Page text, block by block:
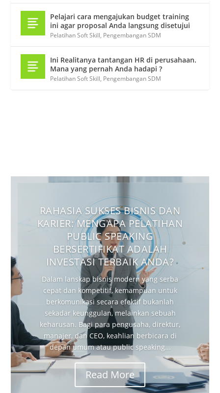
Pelajari cara mengajukan budget training
ini agar proposal Anda langsung disetujui
Pelatihan Soft Skill, Pengembangan SDM
Ini Realitanya tantangan HR di perusahaan.
Mana yang pernah Anda hadapi ?
Pelatihan Soft Skill, Pengembangan SDM
RAHASIA SUKSES BISNIS DAN
KARIER: MENGAPA PELATIHAN
PUBLIC SPEAKING
BERSERTIFIKAT ADALAH
INVESTASI TERBAIK ANDA?
Dalam lanskap bisnis modern yang serba
cepat dan kompetitif, kemampuan untuk
berkomunikasi secara efektif bukanlah
sekadar keunggulan, melainkan sebuah
keharusan. Bagi para pengusaha, direktur,
manajer, dan CEO, keahlian berbicara di
depan umum atau public speaking...
Read More